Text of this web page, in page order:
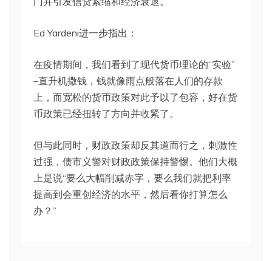
Ed Yardeni进一步指出：
在疫情期间，我们看到了现代货币理论的“实验”
–直升机撒钱，钱就像雨点般落在人们的存款
上，而宽松的货币政策对此予以了包容，好在货
币政策已经扭转了方向并收紧了。
但与此同时，财政政策却反其道而行之，刺激性
过强，债市义警对财政政策保持警惕。他们大概
上是说“要么大幅削减赤字，要么我们就把利率
提高到会重创经济的水平，然后看你打算怎么
办？”